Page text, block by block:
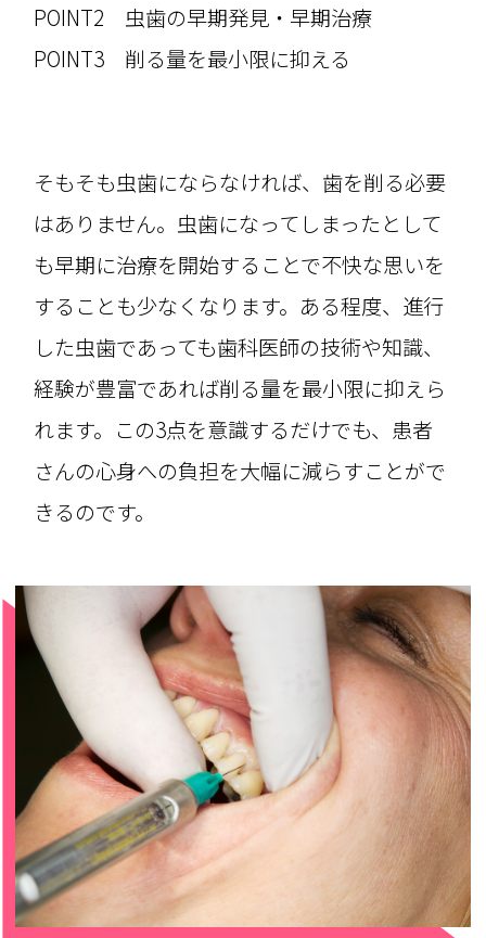
POINT2 虫歯の早期発見・早期治療
POINT3 削る量を最小限に抑える
そもそも虫歯にならなければ、歯を削る必要
はありません。虫歯になってしまったとして
も早期に治療を開始することで不快な思いを
することも少なくなります。ある程度、進行
した虫歯であっても歯科医師の技術や知識、
経験が豊富であれば削る量を最小限に抑えら
れます。この3点を意識するだけでも、患者
さんの心身への負担を大幅に減らすことがで
きるのです。